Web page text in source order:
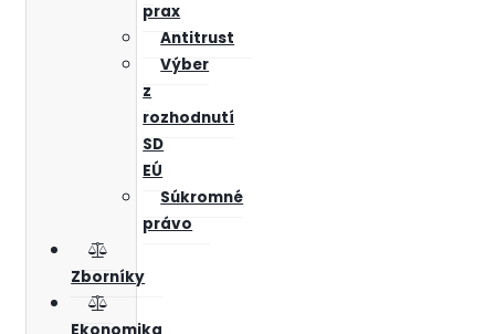
prax
Antitrust
Výber
z
rozhodnutí
SD
EÚ
Súkromné
právo
Zborníky